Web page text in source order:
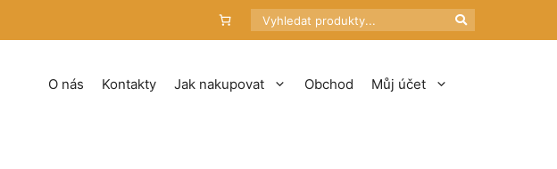
Hledat
O nás Kontakty Jak nakupovat Obchod Můj účet